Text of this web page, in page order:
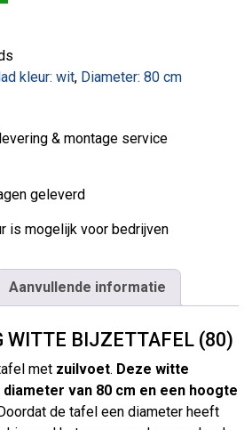
kleur: wit, Diameter: 80 cm
& montage service
geleverd
is mogelijk voor bedrijven
Aanvullende informatie
WITTE BIJZETTAFEL (80)
met zuilvoet. Deze witte
diameter van 80 cm en een hoogte
de tafel een diameter heeft